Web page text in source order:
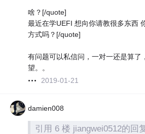
啥？[/quote]
最近在学UEFI 想向你请教很多东西
方式吗？[/quote]
有问题可以私信问，一对一还是算了
望。。
2019-01-21
damien008
引用 6 楼 jiangwei0512的回